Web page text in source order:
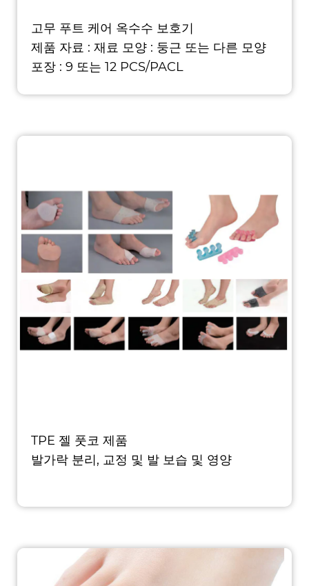
고무 푸트 케어 옥수수 보호기
제품 자료 : 재료 모양 : 둥근 또는 다른 모양
포장 : 9 또는 12 PCS/PACL
TPE 젤 풋코 제품
발가락 분리, 교정 및 발 보습 및 영양